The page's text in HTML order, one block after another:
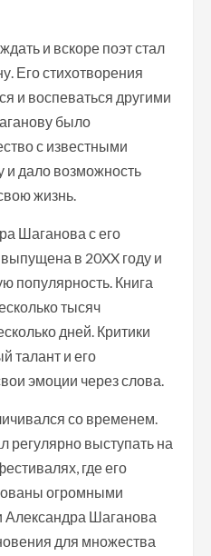
и вскоре поэт стал
Его стихотворения
и воспеваться другими
было
с известными
и дало возможность
жизнь.
Шаганова с его
в 20XX году и
популярность. Книга
тысяч
дней. Критики
талант и его
эмоции через слова.
со временем.
регулярно выступать на
где его
огромными
Александра Шаганова
для множества